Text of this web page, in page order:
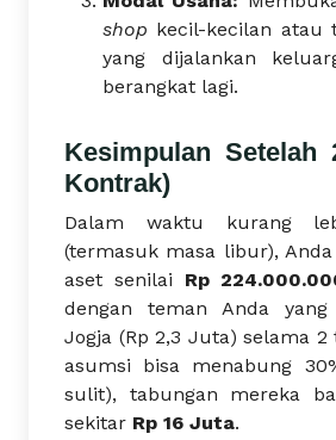
shop kecil-kecilan atau
yang dijalankan
berangkat lagi.
Kesimpulan Setelah
Kontrak)
Dalam waktu kurang
(termasuk masa libur),
aset senilai Rp
dengan teman Anda yang
Jogja (Rp 2,3 Juta) selama 2
asumsi bisa menabung
sulit), tabungan mereka
sekitar Rp 16 Juta.